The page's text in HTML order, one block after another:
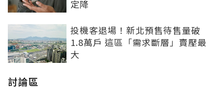
定降
投機客退場！新北預售待售量破
1.8萬戶 這區「需求斷層」賣壓最
大
討論區